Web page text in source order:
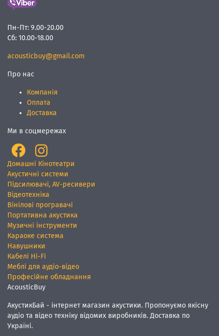
Пн-Пт: 9.00-20.00
Сб: 10.00-18.00
acousticbuy@gmail.com
Про нас
Компанія
Оплата
Доставка
Ми в соцмережах
Домашні Кінотеатри
Акустичні системи
Підсилювачі, AV-ресивери
Відеотехніка
Вінілові програвачі
Портативна акустика
Музичні інструменти
Караоке система
Навушники
Кабелі Hi-Fi
Меблі для аудіо-відео
Професійне обладнання
AcousticBuy
АкустикБай - інтернет магазин акустики. Пропонуємо якісну
аудіо та відео техніку відомих виробників. Доставка по
Україні.